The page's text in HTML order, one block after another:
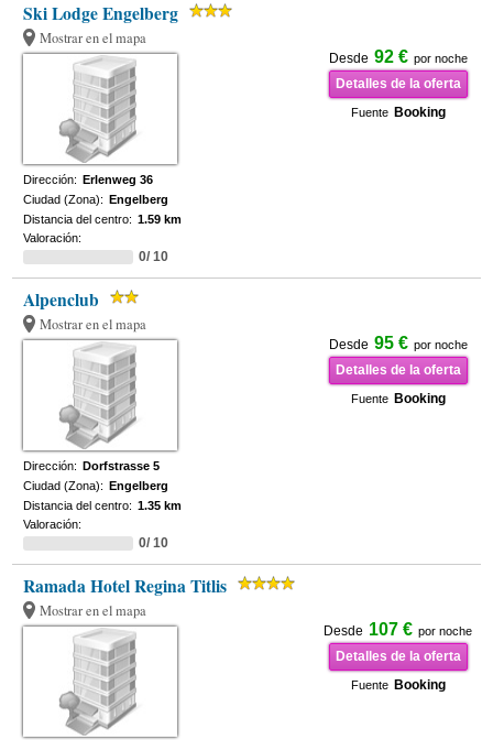
Ski Lodge Engelberg
Mostrar en el mapa
Desde 92 € por noche
Detalles de la oferta
Fuente Booking
Dirección: Erlenweg 36
Ciudad (Zona): Engelberg
Distancia del centro: 1.59 km
Valoración:
0/ 10
Alpenclub
Mostrar en el mapa
Desde 95 € por noche
Detalles de la oferta
Fuente Booking
Dirección: Dorfstrasse 5
Ciudad (Zona): Engelberg
Distancia del centro: 1.35 km
Valoración:
0/ 10
Ramada Hotel Regina Titlis
Mostrar en el mapa
Desde 107 € por noche
Detalles de la oferta
Fuente Booking